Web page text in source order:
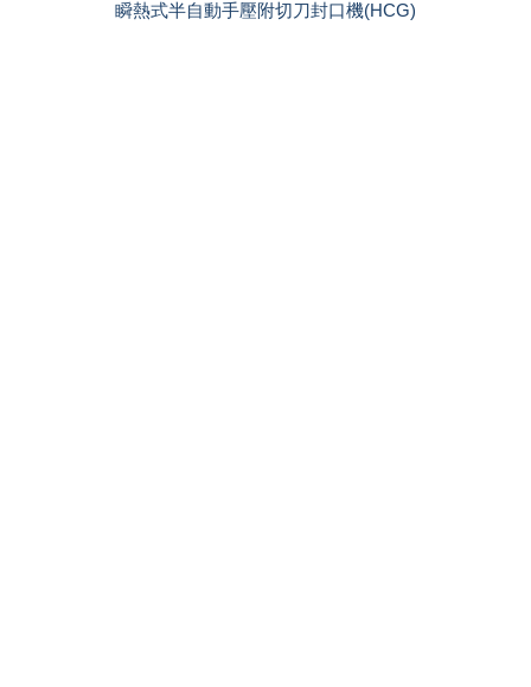
式半自動手壓附切刀封口機(HCG)